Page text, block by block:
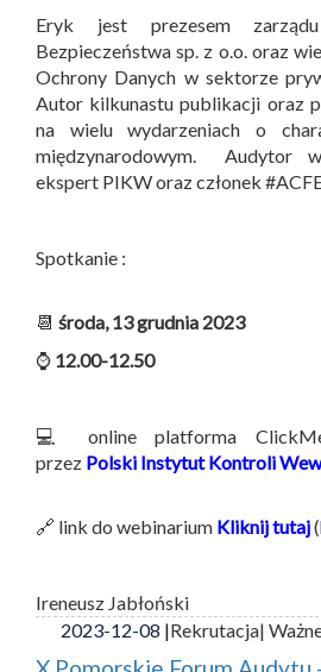
Eryk jest prezesem
Bezpieczeństwa sp. z o.o. oraz
Ochrony Danych w sektorze
Autor kilkunastu publikacji oraz
na wielu wydarzeniach o
międzynarodowym. Audytor
ekspert PIKW oraz członek
Spotkanie :
📆 środa, 13 grudnia 2023
⌚ 12.00-12.50
💻 online platforma
przez Polski Instytut Kontroli
🔗 link do webinarium Kliknij tutaj
Ireneusz Jabłoński
2023-12-08 |Rekrutacja|